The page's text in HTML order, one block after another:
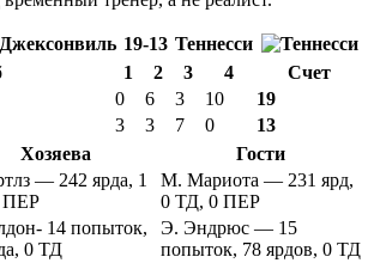
Джексонвиль 19-13 Теннесси
1 2 3 4
Счет
0 6 3 10
19
3 3 7 0
13
Хозяева
Гости
— 242 ярда, 1
ПЕР
М. Мариота — 231 ярд,
0 ТД, 0 ПЕР
14 попыток,
0 ТД
Э. Эндрюс — 15
попыток, 78 ярдов, 0 ТД